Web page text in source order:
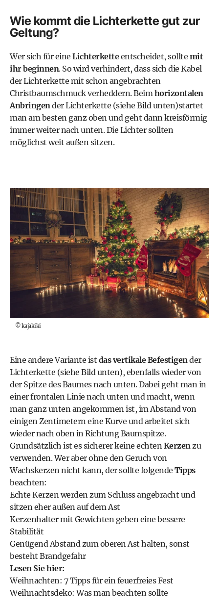
Wie kommt die Lichterkette gut zur
Geltung?
Wer sich für eine Lichterketteentscheidet, sollte mit
ihr beginnen. So wird verhindert, dass sich die Kabel
der Lichterkette mit schon angebrachten
Christbaumschmuck verheddern. Beimhorizontalen
Anbringender Lichterkette (siehe Bild unten)startet
man am besten ganz oben und geht dann kreisförmig
immer weiter nach unten. Die Lichter sollten
möglichst weit außen sitzen.
©kajakiki
Eine andere Variante ist das vertikale Befestigen der
Lichterkette (siehe Bild unten), ebenfalls wieder von
der Spitze des Baumes nach unten. Dabei geht man in
einer frontalen Linie nach unten und macht, wenn
man ganz unten angekommen ist, im Abstand von
einigen Zentimetern eine Kurve und arbeitet sich
wieder nach oben in Richtung Baumspitze.
Grundsätzlich ist es sicherer keine echten Kerzen zu
verwenden. Wer aber ohne den Geruch von
Wachskerzen nicht kann, der sollte folgende Tipps
beachten:
Echte Kerzen werden zum Schluss angebracht und
sitzen eher außen auf dem Ast
Kerzenhalter mit Gewichten geben eine bessere
Stabilität
Genügend Abstand zum oberen Ast halten, sonst
besteht Brandgefahr
Lesen Sie hier:
Weihnachten: 7 Tipps für ein feuerfreies Fest
Weihnachtsdeko: Was man beachten sollte